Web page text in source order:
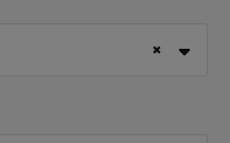
×